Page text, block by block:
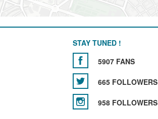
STAY TUNED !
5907 FANS
665 FOLLOWERS
958 FOLLOWERS